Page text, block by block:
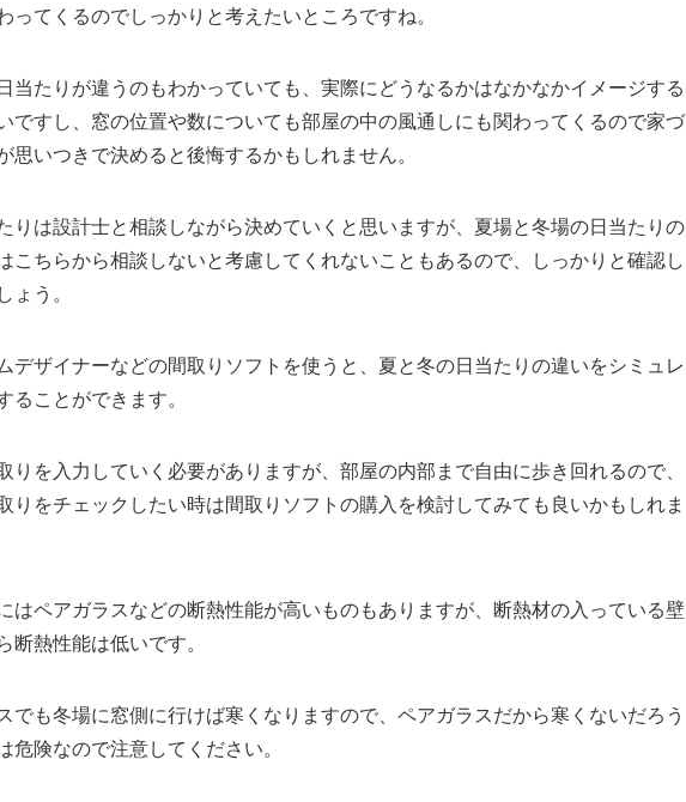
ってくるのでしっかりと考えたいところですね。
当たりが違うのもわかっていても、実際にどうなるかはなかなかイメージする
ですし、窓の位置や数についても部屋の中の風通しにも関わってくるので家づ
思いつきで決めると後悔するかもしれません。
りは設計士と相談しながら決めていくと思いますが、夏場と冬場の日当たりの
こちらから相談しないと考慮してくれないこともあるので、しっかりと確認し
ょう。
デザイナーなどの間取りソフトを使うと、夏と冬の日当たりの違いをシミュレ
ることができます。
りを入力していく必要がありますが、部屋の内部まで自由に歩き回れるので、
りをチェックしたい時は間取りソフトの購入を検討してみても良いかもしれま
はペアガラスなどの断熱性能が高いものもありますが、断熱材の入っている壁
断熱性能は低いです。
でも冬場に窓側に行けば寒くなりますので、ペアガラスだから寒くないだろう
危険なので注意してください。